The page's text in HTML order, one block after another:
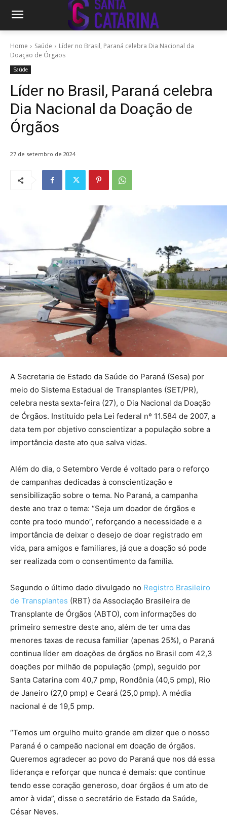
Home Saúde
Líder no Brasil, Paraná celebra Dia Nacional da
Doação de Órgãos
Saúde
Líder no Brasil, Paraná celebra
Dia Nacional da Doação de
Órgãos
27 de setembro de 2024
A Secretaria de Estado da Saúde do Paraná (Sesa) por
meio do Sistema Estadual de Transplantes (SET/PR),
celebra nesta sexta-feira (27), o Dia Nacional da Doação
de Órgãos. Instituído pela Lei federal nº 11.584 de 2007, a
data tem por objetivo conscientizar a população sobre a
importância deste ato que salva vidas.
Além do dia, o Setembro Verde é voltado para o reforço
de campanhas dedicadas à conscientização e
sensibilização sobre o tema. No Paraná, a campanha
deste ano traz o tema: “Seja um doador de órgãos e
conte pra todo mundo”, reforçando a necessidade e a
importância de deixar o desejo de doar registrado em
vida, para amigos e familiares, já que a doação só pode
ser realizada com o consentimento da família.
Segundo o último dado divulgado no Registro Brasileiro
de Transplantes (RBT) da Associação Brasileira de
Transplante de Órgãos (ABTO), com informações do
primeiro semestre deste ano, além de ter uma das
menores taxas de recusa familiar (apenas 25%), o Paraná
continua líder em doações de órgãos no Brasil com 42,3
doações por milhão de população (pmp), seguido por
Santa Catarina com 40,7 pmp, Rondônia (40,5 pmp), Rio
de Janeiro (27,0 pmp) e Ceará (25,0 pmp). A média
nacional é de 19,5 pmp.
“Temos um orgulho muito grande em dizer que o nosso
Paraná é o campeão nacional em doação de órgãos.
Queremos agradecer ao povo do Paraná que nos dá essa
liderança e reforçar que nunca é demais: que continue
tendo esse coração generoso, doar órgãos é um ato de
amor à vida”, disse o secretário de Estado da Saúde,
César Neves.